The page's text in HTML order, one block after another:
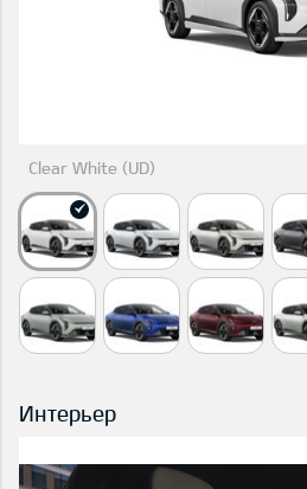
Clear White (UD)
Интерьер